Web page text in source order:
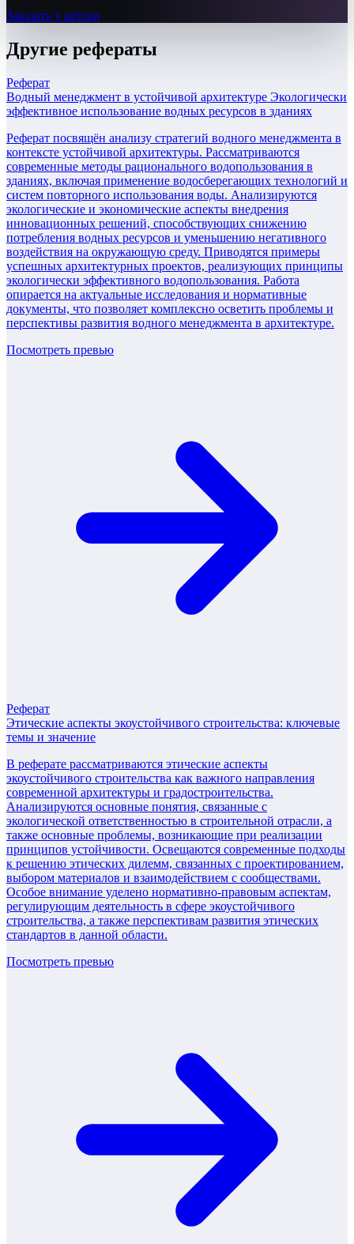
Заказать у автора
Другие рефераты
Реферат
Водный менеджмент в устойчивой архитектуре Экологически
эффективное использование водных ресурсов в зданиях
Реферат посвящён анализу стратегий водного менеджмента в
контексте устойчивой архитектуры. Рассматриваются
современные методы рационального водопользования в
зданиях, включая применение водосберегающих технологий и
систем повторного использования воды. Анализируются
экологические и экономические аспекты внедрения
инновационных решений, способствующих снижению
потребления водных ресурсов и уменьшению негативного
воздействия на окружающую среду. Приводятся примеры
успешных архитектурных проектов, реализующих принципы
экологически эффективного водопользования. Работа
опирается на актуальные исследования и нормативные
документы, что позволяет комплексно осветить проблемы и
перспективы развития водного менеджмента в архитектуре.
Посмотреть превью
Реферат
Этические аспекты экоустойчивого строительства: ключевые
темы и значение
В реферате рассматриваются этические аспекты
экоустойчивого строительства как важного направления
современной архитектуры и градостроительства.
Анализируются основные понятия, связанные с
экологической ответственностью в строительной отрасли, а
также основные проблемы, возникающие при реализации
принципов устойчивости. Освещаются современные подходы
к решению этических дилемм, связанных с проектированием,
выбором материалов и взаимодействием с сообществами.
Особое внимание уделено нормативно-правовым аспектам,
регулирующим деятельность в сфере экоустойчивого
строительства, а также перспективам развития этических
стандартов в данной области.
Посмотреть превью